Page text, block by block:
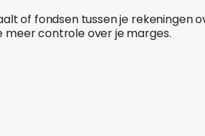
of fondsen tussen je rekeningen
controle over je marges.